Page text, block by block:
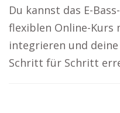
Du kannst das E-
flexiblen Online-Kurs
integrieren und
Schritt für Schritt